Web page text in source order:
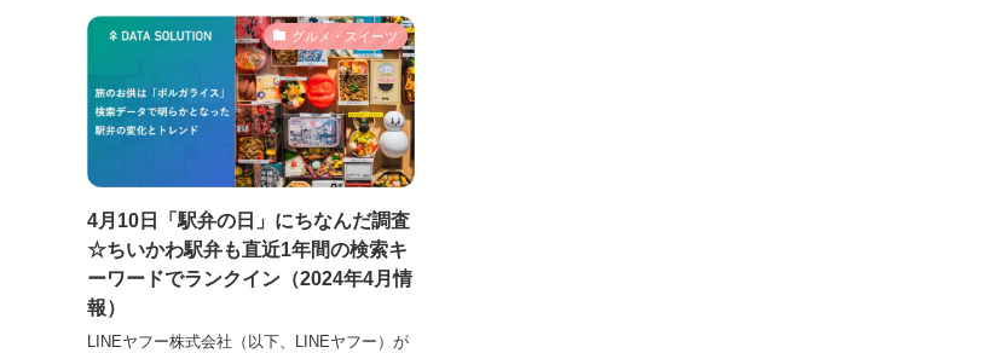
グルメ・スイーツ
4月10日「駅弁の日」にちなんだ調査
☆ちいかわ駅弁も直近1年間の検索キ
ーワードでランクイン（2024年4月情
報）
LINEヤフー株式会社（以下、LINEヤフー）が